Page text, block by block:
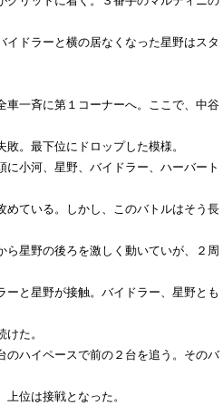
イドラーと横の居なくなった星野はスタ
一斉に第１コーナーへ。ここで、中谷
。最下位にドロップした模様。
小河、星野、バイドラー、ハーバート
めている。しかし、このバトルはそう長
星野の後ろを激しく動いていが、２周
と星野が接触。バイドラー、星野とも
た。
のハイペースで前の２台を追う。そのバ
位は接戦となった。